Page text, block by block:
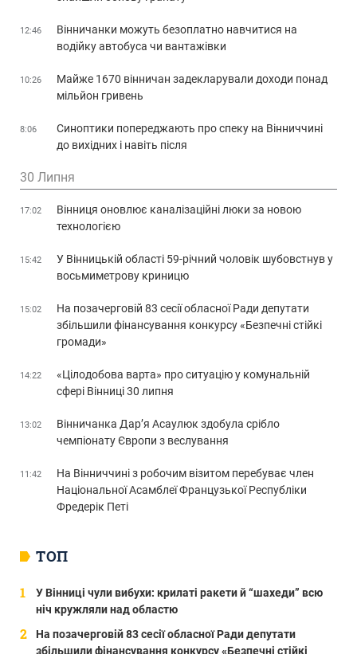
ТОП
У Вінниці чули вибухи: крилаті ракети й “шахеди” всю
ніч кружляли над областю
На позачерговій 83 сесії обласної Ради депутати
збільшили фінансування конкурсу «Безпечні стійкі
12:46
Вінничанки можуть безоплатно навчитися на
водійку автобуса чи вантажівки
10:26
Майже 1670 вінничан задекларували доходи понад
мільйон гривень
8:06
Синоптики попереджають про спеку на Вінниччині
до вихідних і навіть після
30 Липня
17:02
Вінниця оновлює каналізаційні люки за новою
технологією
15:42
У Вінницькій області 59-річний чоловік шубовстнув у
восьмиметрову криницю
15:02
На позачерговій 83 сесії обласної Ради депутати
збільшили фінансування конкурсу «Безпечні стійкі
громади»
14:22
«Цілодобова варта» про ситуацію у комунальній
сфері Вінниці 30 липня
13:02
Вінничанка Дар’я Асаулюк здобула срібло
чемпіонату Європи з веслування
11:42
На Вінниччині з робочим візитом перебуває член
Національної Асамблеї Французької Республіки
Фредерік Петі